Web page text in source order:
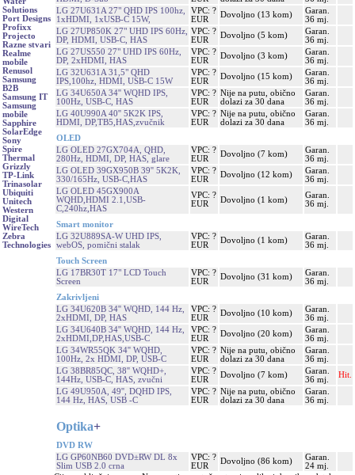
Solutions
Port Designs
Profixx
Projecto
Razne stvari
Realme
mobile
Renusol
Samsung
B2B
Samsung IT
Samsung
mobile
Sapphire
SolarEdge
Sony
Spire
Thermal
Grizzly
TP-Link
Trinasolar
Ubiquiti
Unitech
Western
Digital
WireTech
Zebra
Technologies
LG 27U631A 27" QHD IPS 100hz,
1xHDMI, 1xUSB-C 15W,
VPC: ?
EUR
Dovoljno (13 kom)
Garan.
36 mj.
LG 27UP850K 27" UHD IPS 60Hz,
DP, HDMI, USB-C, HAS
VPC: ?
EUR
Dovoljno (5 kom)
Garan.
36 mj.
LG 27US550 27" UHD IPS 60Hz,
DP, 2xHDMI, HAS
VPC: ?
EUR
Dovoljno (3 kom)
Garan.
36 mj.
LG 32U631A 31,5" QHD
IPS,100hz, HDMI, USB-C 15W
VPC: ?
EUR
Dovoljno (15 kom)
Garan.
36 mj.
LG 34U650A 34'' WQHD IPS,
100Hz, USB-C, HAS
VPC: ?
EUR
Nije na putu, obično
dolazi za 30 dana
Garan.
36 mj.
LG 40U990A 40'' 5K2K IPS,
HDMI, DP,TB5,HAS,zvučnik
VPC: ?
EUR
Nije na putu, obično
dolazi za 30 dana
Garan.
36 mj.
OLED
LG OLED 27GX704A, QHD,
280Hz, HDMI, DP, HAS, glare
VPC: ?
EUR
Dovoljno (7 kom)
Garan.
36 mj.
LG OLED 39GX950B 39'' 5K2K,
330/165Hz, USB-C,HAS
VPC: ?
EUR
Dovoljno (12 kom)
Garan.
36 mj.
LG OLED 45GX900A
WQHD,HDMI 2.1,USB-
C,240hz,HAS
VPC: ?
EUR
Dovoljno (1 kom)
Garan.
36 mj.
Smart monitor
LG 32U889SA-W UHD IPS,
webOS, pomični stalak
VPC: ?
EUR
Dovoljno (1 kom)
Garan.
36 mj.
Touch Screen
LG 17BR30T 17" LCD Touch
Screen
VPC: ?
EUR
Dovoljno (31 kom)
Garan.
36 mj.
Zakrivljeni
LG 34U620B 34'' WQHD, 144 Hz,
2xHDMI, DP, HAS
VPC: ?
EUR
Dovoljno (10 kom)
Garan.
36 mj.
LG 34U640B 34'' WQHD, 144 Hz,
2xHDMI,DP,HAS,USB-C
VPC: ?
EUR
Dovoljno (20 kom)
Garan.
36 mj.
LG 34WR55QK 34'' WQHD,
100Hz, 2x HDMI, DP, USB-C
VPC: ?
EUR
Nije na putu, obično
dolazi za 30 dana
Garan.
36 mj.
LG 38BR85QC, 38'' WQHD+,
144Hz, USB-C, HAS, zvučni
VPC: ?
EUR
Dovoljno (7 kom)
Garan.
36 mj.
Hit.
LG 49U950A, 49'', DQHD IPS,
144 Hz, HAS, USB -C
VPC: ?
EUR
Nije na putu, obično
dolazi za 30 dana
Garan.
36 mj.
Optika+
DVD RW
LG GP60NB60 DVD±RW DL 8x
Slim USB 2.0 crna
VPC: ?
EUR
Dovoljno (86 kom)
Garan.
24 mj.